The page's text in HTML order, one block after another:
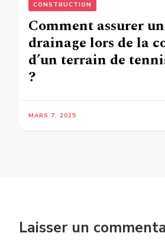
CONSTRUCTION
Comment assurer
drainage lors de la
d’un terrain de
?
MARS 7, 2025
Laisser un